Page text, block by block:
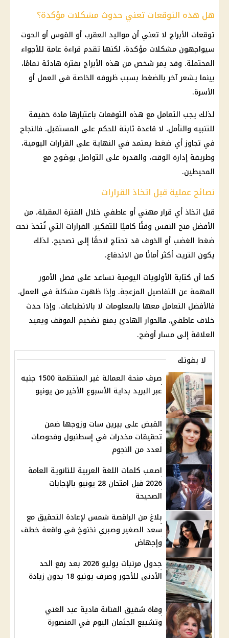
هل هذه التوقعات تعني حدوث مشكلات مؤكدة؟
توقعات الأبراج لا تعني أن مواليد العقرب أو القوس أو الحوت
سيواجهون مشكلات مؤكدة، لكنها تقدم قراءة عامة للأجواء
المحتملة. وقد يمر شخص من هذه الأبراج بفترة هادئة تمامًا،
بينما يشعر آخر بالضغط بسبب ظروفه الخاصة في العمل أو
الأسرة.
لذلك يجب التعامل مع هذه التوقعات باعتبارها مادة خفيفة
للتنبيه والتأمل، لا قاعدة ثابتة للحكم على المستقبل. فالنجاح
في تجاوز أي ضغط يعتمد في النهاية على القرارات اليومية،
وطريقة إدارة الوقت، والقدرة على التواصل بوضوح مع
المحيطين.
نصائح عملية قبل اتخاذ القرارات
قبل اتخاذ أي قرار مهني أو عاطفي خلال الفترة المقبلة، من
الأفضل منح النفس وقتًا كافيًا للتفكير. القرارات التي تُتخذ تحت
ضغط الغضب أو الخوف قد تحتاج لاحقًا إلى تصحيح، لذلك
يكون التريث أكثر أمانًا من الاندفاع.
كما أن كتابة الأولويات اليومية تساعد على فصل الأمور
المهمة عن التفاصيل المزعجة. وإذا ظهرت مشكلة في العمل،
فالأفضل التعامل معها بالمعلومات لا بالانطباعات. وإذا حدث
خلاف عاطفي، فالحوار الهادئ يمنع تضخيم الموقف ويعيد
العلاقة إلى مسار أوضح.
لا يفوتك
صرف منحة العمالة غير المنتظمة 1500 جنيه
عبر البريد بداية الأسبوع الأخير من يونيو
القبض على بيرين سات وزوجها ضمن
تحقيقات مخدرات في إسطنبول وفحوصات
لعدد من النجوم
اصعب كلمات اللغة العربية للثانوية العامة
2026 قبل امتحان 28 يونيو بالإجابات
الصحيحة
بلاغ من الراقصة شمس لإعادة التحقيق مع
سعد الصغير وصبري نخنوخ في واقعة خطف
وإجهاض
جدول مرتبات يوليو 2026 بعد رفع الحد
الأدنى للأجور وصرف يونيو 18 بدون زيادة
وفاة شقيق الفنانة فادية عبد الغني
وتشييع الجثمان اليوم في المنصورة